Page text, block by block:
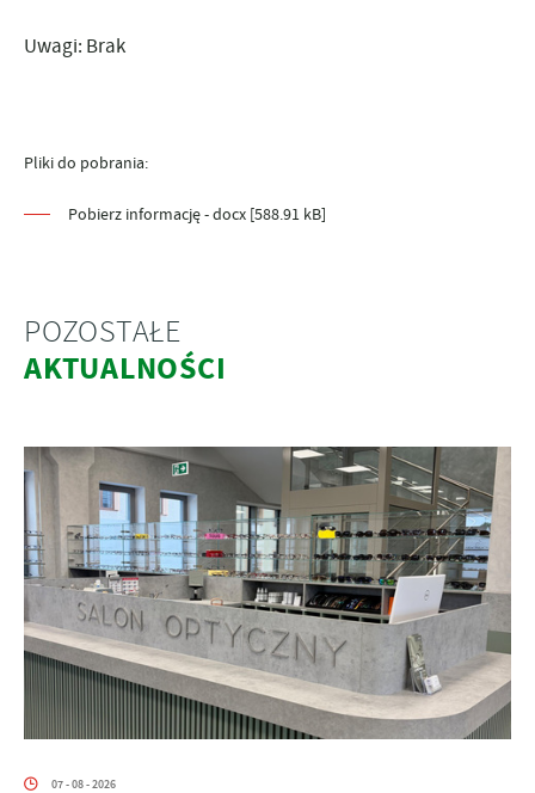
Uwagi: Brak
Pliki do pobrania:
Pobierz informację - docx [588.91 kB]
POZOSTAŁE
AKTUALNOŚCI
07 - 08 - 2026